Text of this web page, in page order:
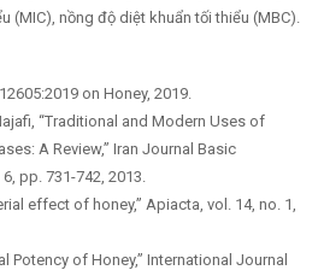
(MIC), nồng độ diệt khuẩn tối thiểu (MBC).
on Honey, 2019.
“Traditional and Modern Uses of
A Review,” Iran Journal Basic
pp. 731-742, 2013.
effect of honey,” Apiacta, vol. 14, no. 1,
Potency of Honey,” International Journal